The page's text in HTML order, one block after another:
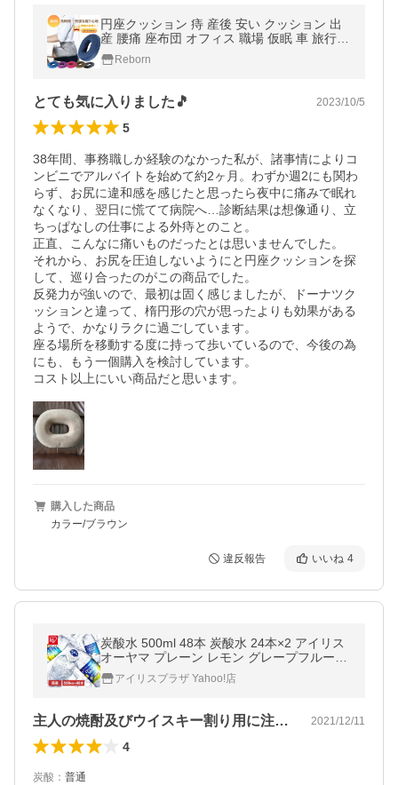
円座クッション 痔 産後 安い クッション 出
産 腰痛 座布団 オフィス 職場 仮眠 車 旅行
ドーナツクッション 高反発 骨盤 猫背矯正
Reborn
とても気に入りました🎵 2023/10/5
5
38年間、事務職しか経験のなかった私が、諸事情によりコ
ンビニでアルバイトを始めて約2ヶ月。わずか週2にも関わ
らず、お尻に違和感を感じたと思ったら夜中に痛みで眠れ
なくなり、翌日に慌てて病院へ…診断結果は想像通り、立
ちっぱなしの仕事による外痔とのこと。
正直、こんなに痛いものだったとは思いませんでした。
それから、お尻を圧迫しないようにと円座クッションを探
して、巡り合ったのがこの商品でした。
反発力が強いので、最初は固く感じましたが、ドーナツク
ッションと違って、楕円形の穴が思ったよりも効果がある
ようで、かなりラクに過ごしています。
座る場所を移動する度に持って歩いているので、今後の為
にも、もう一個購入を検討しています。
コスト以上にいい商品だと思います。
購入した商品
カラー/ブラウン
違反報告 いいね 4
炭酸水 500ml 48本 炭酸水 24本×2 アイリス
オーヤマ プレーン レモン グレープフルーツ
割材 クリスタルスパーク
アイリスプラザ Yahoo!店
主人の焼酎及びウイスキー割り用に注文し… 2021/12/11
4
炭酸 ： 普通